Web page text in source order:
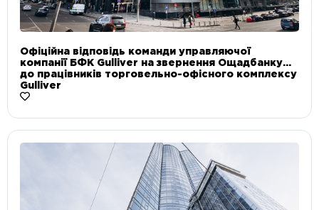
Офіційна відповідь команди управляючої
компанії БФК Gulliver на звернення Ощадбанку
до працівників торговельно-офісного комплексу
Gulliver